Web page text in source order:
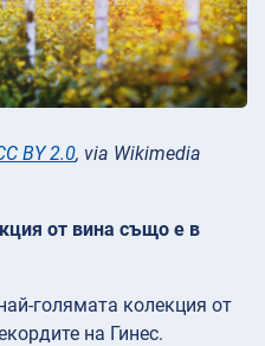
BY 2.0, via Wikimedia
от вина също е в
голямата колекция от
на Гинес.